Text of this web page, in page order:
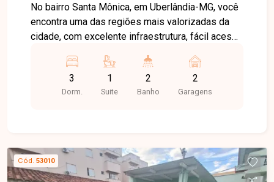
No bairro Santa Mônica, em Uberlândia-MG, você
encontra uma das regiões mais valorizadas da
cidade, com excelente infraestrutura, fácil acesso
UFU, supermercados, escolas, farmácias,
restaurantes e diversos serviços,
proporcionando praticidade e qualidade de vida.
churrasqueira e pia, ideal para momentos de
lazer. O imóvel conta com 3 quartos, todos com
3
Dorm.
1
Suite
2
Banho
2
Garagens
Cód. 53010